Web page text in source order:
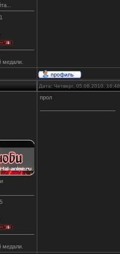
медали.
Дата: Четверг, 05.08.2010,
медали.
прол